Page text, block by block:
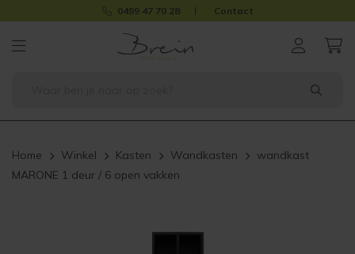
0499 47 70 28 Contact
Home Winkel Kasten Wandkasten
wandkast
MARONE 1 deur / 6 open vakken